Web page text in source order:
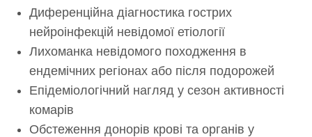
Диференційна діагностика гострих
нейроінфекцій невідомої етіології
Лихоманка невідомого походження в
ендемічних регіонах або після подорожей
Епідеміологічний нагляд у сезон активності
комарів
Обстеження донорів крові та органів у